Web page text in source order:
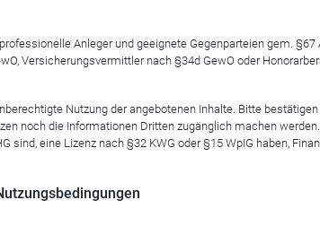
Donnerstag, den 14. September um 11:00
zum Fonds und kürzlich erworbene Immobilien
sowie die Planung für die kommenden
Anleger und geeignete Gegenparteien gem.
Versicherungsvermittler nach §34d GewO oder
Nutzung der angebotenen Inhalte. Bitte
noch die Informationen Dritten zugänglich machen
sind, eine Lizenz nach §32 KWG oder §15 WpIG haben,